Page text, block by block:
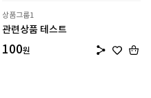
상품그룹1
관련상품 테스트
100원